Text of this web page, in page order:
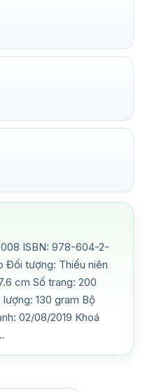
ISBN: 978-604-2-
Đối tượng: Thiếu niên
cm Số trang: 200
130 gram Bộ
02/08/2019 Khoá